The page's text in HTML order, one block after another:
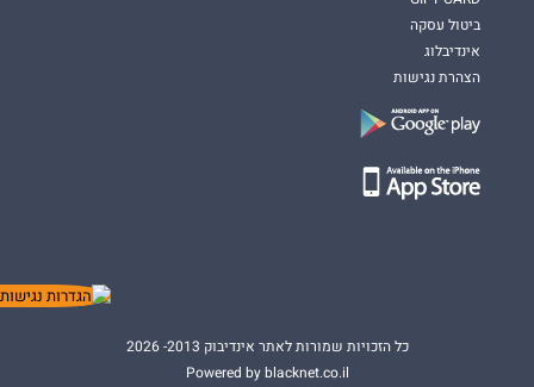
ביטול עסקה
אינדיבלוג
הצהרת נגישות
כל הזכויות שמורות לאתר אינדיבוק 2013- 2026
Powered by blacknet.co.il